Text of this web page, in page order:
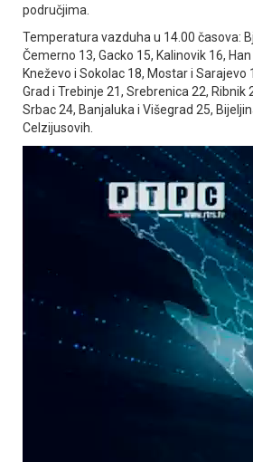
područjima.
Temperatura vazduha u 14.00 časova:
Čemerno 13, Gacko 15, Kalinovik 16,
Kneževo i Sokolac 18, Mostar i Sarajevo
Grad i Trebinje 21, Srebrenica 22, Ribnik
Srbac 24, Banjaluka i Višegrad 25,
Celzijusovih.